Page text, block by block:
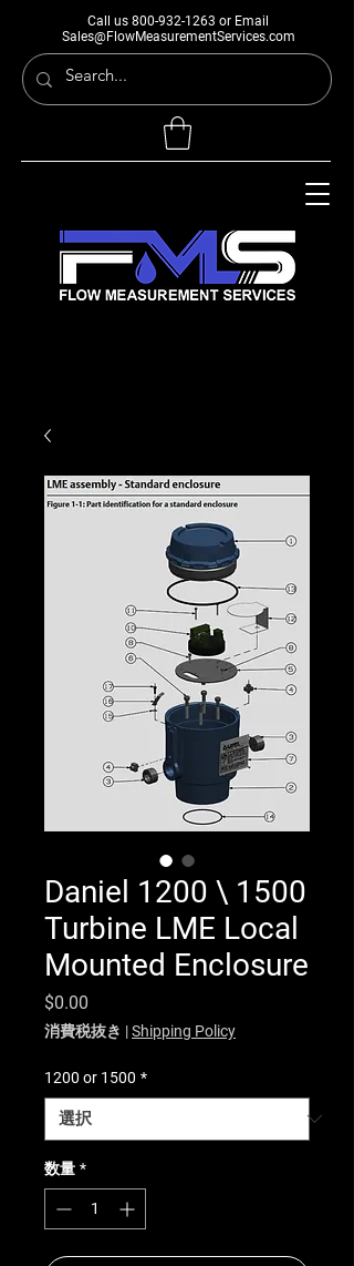
Call us 800-932-1263 or Email
Sales@FlowMeasurementServices.com
Daniel 1200 \ 1500
Turbine LME Local
Mounted Enclosure
$0.00
消費税抜き |Shipping Policy
1200 or 1500 *
数量 *